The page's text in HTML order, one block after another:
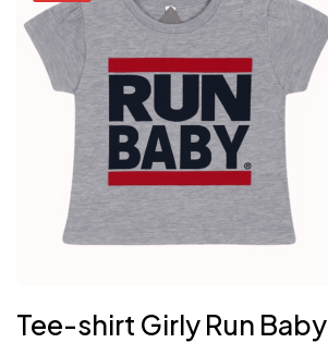
Tee-shirt Girly Run Baby